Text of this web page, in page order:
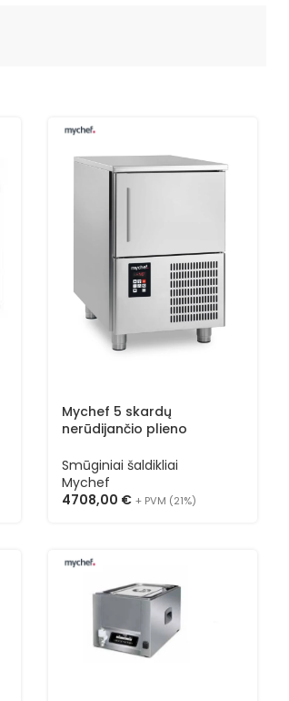
Mychef 5 skardų
nerūdijančio plieno
TCHA05LG
Smūginiai šaldikliai
Mychef
4708,00 € + PVM (21%)